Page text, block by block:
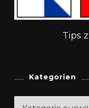
Tips
Kategorien
Kategorien